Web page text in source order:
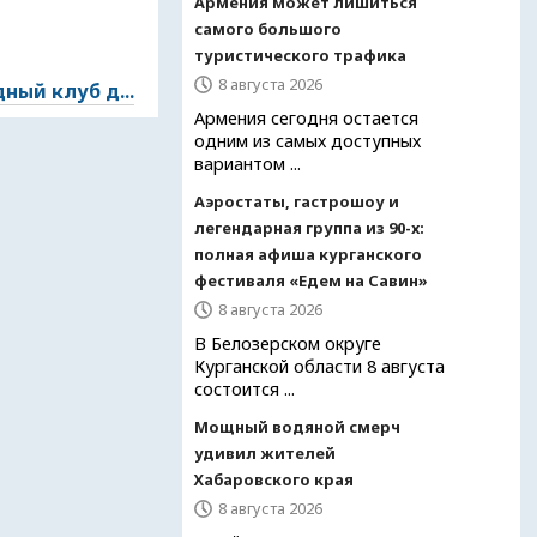
клуб д...
самого большого
туристического трафика
8 августа 2026
Армения сегодня остается
одним из самых доступных
вариантом ...
Аэростаты, гастрошоу и
легендарная группа из 90-х:
полная афиша курганского
фестиваля «Едем на Савин»
8 августа 2026
В Белозерском округе
Курганской области 8 августа
состоится ...
Мощный водяной смерч
удивил жителей
Хабаровского края
8 августа 2026